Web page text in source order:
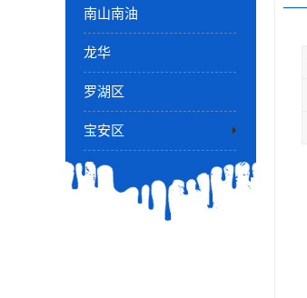
南山南油
龙华
罗湖区
宝安区